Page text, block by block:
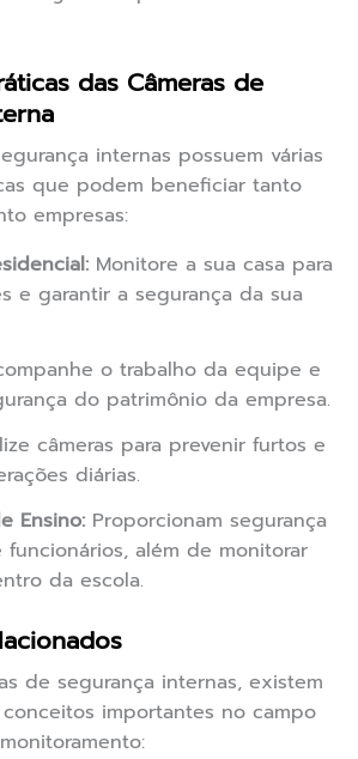
das Câmeras de
internas possuem várias
que podem beneficiar tanto
empresas:
Monitore a sua casa para
e garantir a segurança da sua
o trabalho da equipe e
do patrimônio da empresa.
câmeras para prevenir furtos e
diárias.
Ensino: Proporcionam segurança
funcionários, além de monitorar
da escola.
de segurança internas, existem
importantes no campo